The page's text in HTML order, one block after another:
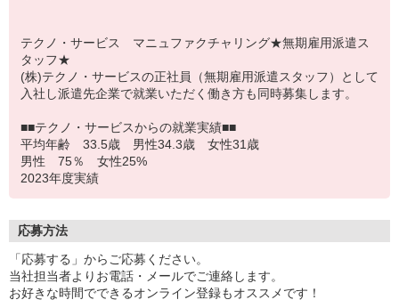
テクノ・サービス マニュファクチャリング★無期雇用派遣ス
タッフ★
(株)テクノ・サービスの正社員（無期雇用派遣スタッフ）として
入社し派遣先企業で就業いただく働き方も同時募集します。
■■テクノ・サービスからの就業実績■■
平均年齢 33.5歳 男性34.3歳 女性31歳
男性 75％ 女性25%
2023年度実績
応募方法
「応募する」からご応募ください。
当社担当者よりお電話・メールでご連絡します。
お好きな時間でできるオンライン登録もオススメです！